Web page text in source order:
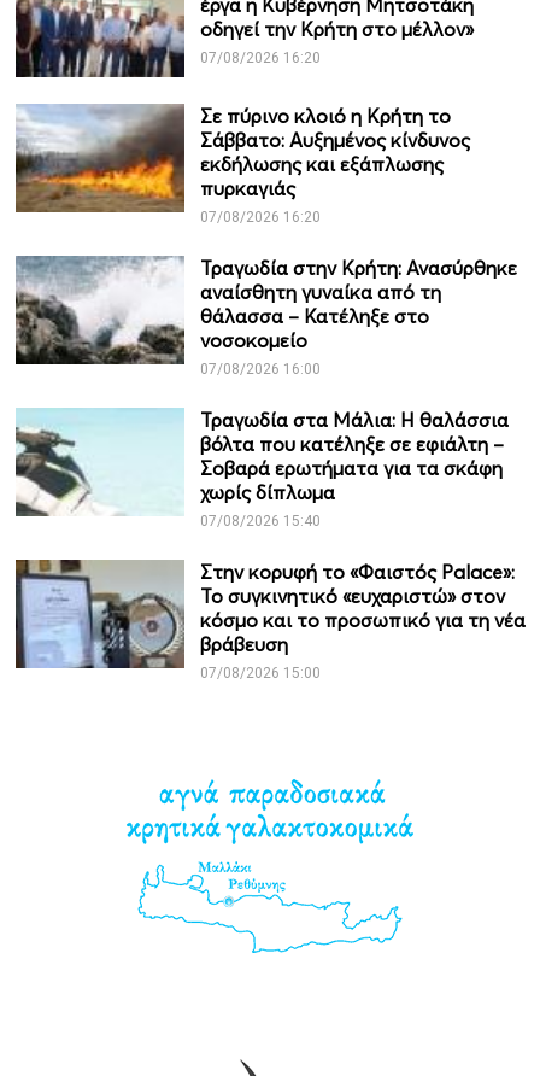
έργα η Κυβέρνηση Μητσοτάκη
οδηγεί την Κρήτη στο μέλλον»
07/08/2026 16:20
Σε πύρινο κλοιό η Κρήτη το
Σάββατο: Αυξημένος κίνδυνος
εκδήλωσης και εξάπλωσης
πυρκαγιάς
07/08/2026 16:20
Τραγωδία στην Κρήτη: Ανασύρθηκε
αναίσθητη γυναίκα από τη
θάλασσα – Κατέληξε στο
νοσοκομείο
07/08/2026 16:00
Τραγωδία στα Μάλια: Η θαλάσσια
βόλτα που κατέληξε σε εφιάλτη –
Σοβαρά ερωτήματα για τα σκάφη
χωρίς δίπλωμα
07/08/2026 15:40
Στην κορυφή το «Φαιστός Palace»:
Το συγκινητικό «ευχαριστώ» στον
κόσμο και το προσωπικό για τη νέα
βράβευση
07/08/2026 15:00